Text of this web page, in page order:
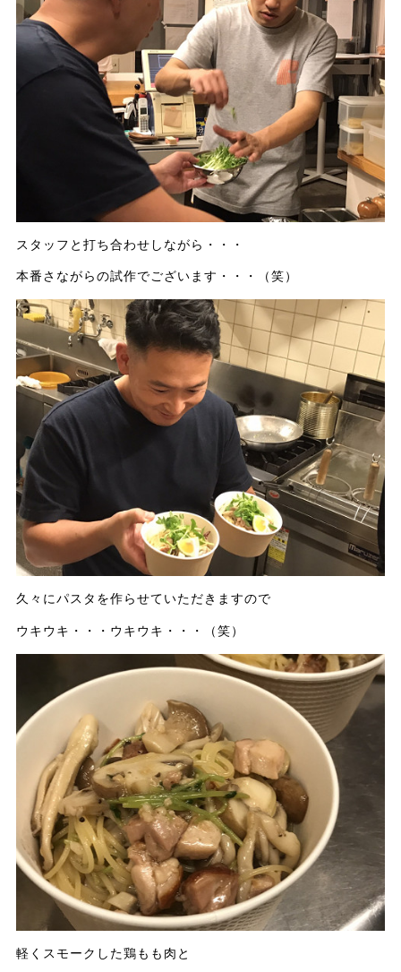
スタッフと打ち合わせしながら・・・
本番さながらの試作でございます・・・（笑）
久々にパスタを作らせていただきますので
ウキウキ・・・ウキウキ・・・（笑）
軽くスモークした鶏もも肉と